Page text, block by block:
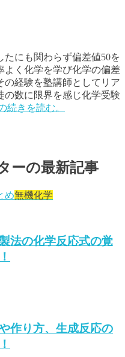
にも関わらず偏差値50を
よく化学を学び化学の偏差
の経験を塾講師としてリア
の数に限界を感じ化学受験
続きを読む。
ーの最新記事
無機化学
法の化学反応式の覚
作り方、生成反応の